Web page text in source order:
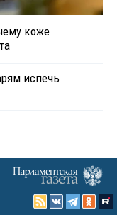
коже
испечь